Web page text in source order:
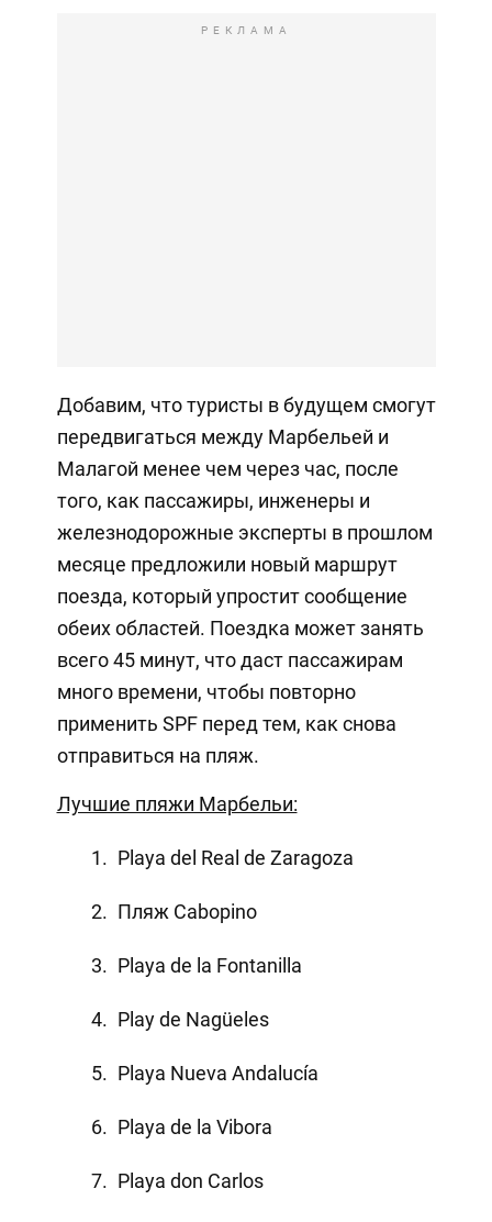
РЕКЛАМА
Добавим, что туристы в будущем смогут
передвигаться между Марбельей и
Малагой менее чем через час, после
того, как пассажиры, инженеры и
железнодорожные эксперты в прошлом
месяце предложили новый маршрут
поезда, который упростит сообщение
обеих областей. Поездка может занять
всего 45 минут, что даст пассажирам
много времени, чтобы повторно
применить SPF перед тем, как снова
отправиться на пляж.
Лучшие пляжи Марбельи:
Playa del Real de Zaragoza
Пляж Cabopino
Playa de la Fontanilla
Play de Nagüeles
Playa Nueva Andalucía
Playa de la Vibora
Playa don Carlos